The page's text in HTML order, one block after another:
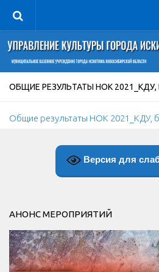
Управление
Руководитель
Сведения об организации
Книга почета культуры
Фотогалерея
Документы
Отчеты о деятельности
Учреждения культуры
ОБЩИЕ РЕЗУЛЬТАТЫ НОК
Общие результаты НОК 2021_КДУ,
Версия для
АНОНС МЕРОПРИЯТИЙ